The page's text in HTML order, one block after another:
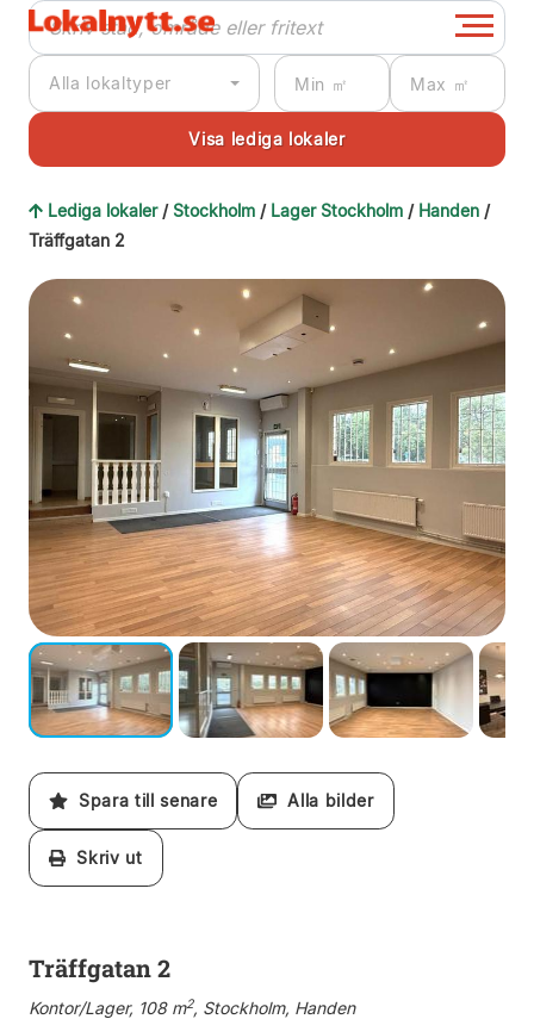
Alla lokaltyper
Lediga lokaler / Stockholm / Lager Stockholm / Handen /
Träffgatan 2
Spara till senare Alla bilder
Skriv ut
Träffgatan 2
Kontor/Lager, 108 m2, Stockholm, Handen